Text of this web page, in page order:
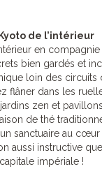
Kyoto de l’intérieur
en compagnie
bien gardés et
loin des circuits
flâner dans les
zen et
de thé
sanctuaire au cœur
aussi instructive
capitale impériale !